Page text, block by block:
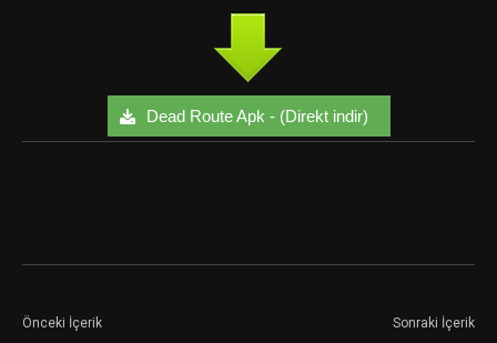
Dead Route Apk - (Direkt indir)
Önceki İçerik Sonraki İçerik